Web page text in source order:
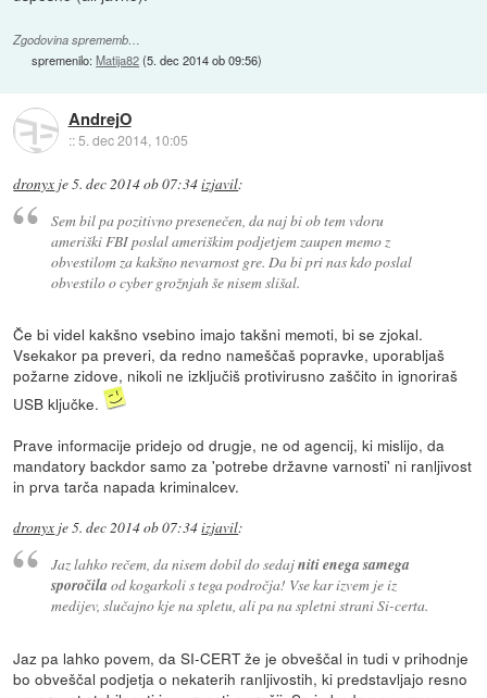
Zgodovina sprememb…
spremenilo:Matija82(5. dec 2014 ob 09:56)
AndrejO
::5. dec 2014, 10:05
dronyx je5. dec 2014 ob 07:34izjavil:
Sem bil pa pozitivno presenečen, da naj bi ob tem vdoru
ameriški FBI poslal ameriškim podjetjem zaupen memo z
obvestilom za kakšno nevarnost gre. Da bi pri nas kdo poslal
obvestilo o cyber grožnjah še nisem slišal.
Če bi videl kakšno vsebino imajo takšni memoti, bi se zjokal.
Vsekakor pa preveri, da redno nameščaš popravke, uporabljaš
požarne zidove, nikoli ne izključiš protivirusno zaščito in ignoriraš
USB ključke.
Prave informacije pridejo od drugje, ne od agencij, ki mislijo, da
mandatory backdor samo za 'potrebe državne varnosti' ni ranljivost
in prva tarča napada kriminalcev.
dronyx je5. dec 2014 ob 07:34izjavil:
Jaz lahko rečem, da nisem dobil do sedajniti enega samega
sporočila od kogarkoli s tega področja! Vse kar izvem je iz
medijev, slučajno kje na spletu, ali pa na spletni strani Si-certa.
Jaz pa lahko povem, da SI-CERT že je obveščal in tudi v prihodnje
bo obveščal podjetja o nekaterih ranljivostih, ki predstavljajo resno